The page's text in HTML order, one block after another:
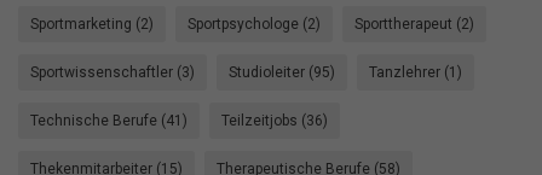
Sportmarketing (2) Sportpsychologe (2) Sporttherapeut (2)
Sportwissenschaftler (3) Studioleiter (95) Tanzlehrer (1)
Technische Berufe (41) Teilzeitjobs (36)
Thekenmitarbeiter (15) Therapeutische Berufe (58)